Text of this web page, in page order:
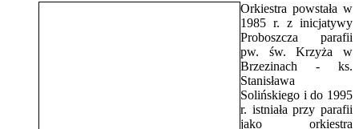
Orkiestra powstała w
1985 r. z inicjatywy
Proboszcza parafii
pw. św. Krzyża w
Brzezinach - ks.
Stanisława
Solińskiego i do 1995
r. istniała przy parafii
jako orkiestra